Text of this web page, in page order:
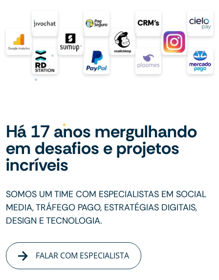
Há 17 anos mergulhando
em desafios e projetos
incríveis
SOMOS UM TIME COM ESPECIALISTAS EM SOCIAL
MEDIA, TRÁFEGO PAGO, ESTRATÉGIAS DIGITAIS,
DESIGN E TECNOLOGIA.
FALAR COM ESPECIALISTA